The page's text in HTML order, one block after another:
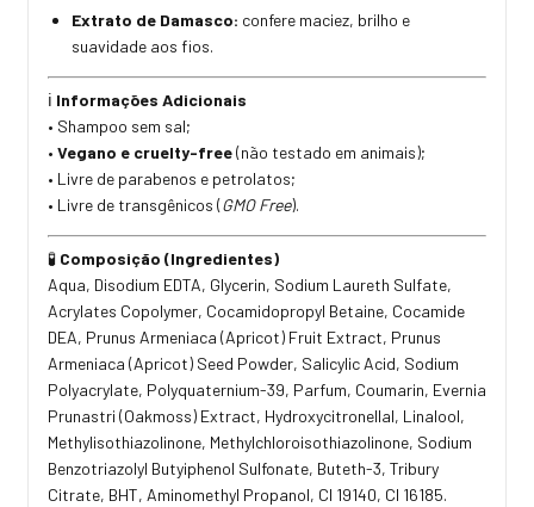
Extrato de Damasco: confere maciez, brilho e
suavidade aos fios.
ℹ️ Informações Adicionais
• Shampoo sem sal;
• Vegano e cruelty-free(não testado em animais);
• Livre de parabenos e petrolatos;
• Livre de transgênicos (GMO Free).
🧪 Composição (Ingredientes)
Aqua, Disodium EDTA, Glycerin, Sodium Laureth Sulfate,
Acrylates Copolymer, Cocamidopropyl Betaine, Cocamide
DEA, Prunus Armeniaca (Apricot) Fruit Extract, Prunus
Armeniaca (Apricot) Seed Powder, Salicylic Acid, Sodium
Polyacrylate, Polyquaternium-39, Parfum, Coumarin, Evernia
Prunastri (Oakmoss) Extract, Hydroxycitronellal, Linalool,
Methylisothiazolinone, Methylchloroisothiazolinone, Sodium
BenzotriazolyI Butyiphenol Sulfonate, Buteth-3, Tribury
Citrate, BHT, Aminomethyl Propanol, CI 19140, CI 16185.